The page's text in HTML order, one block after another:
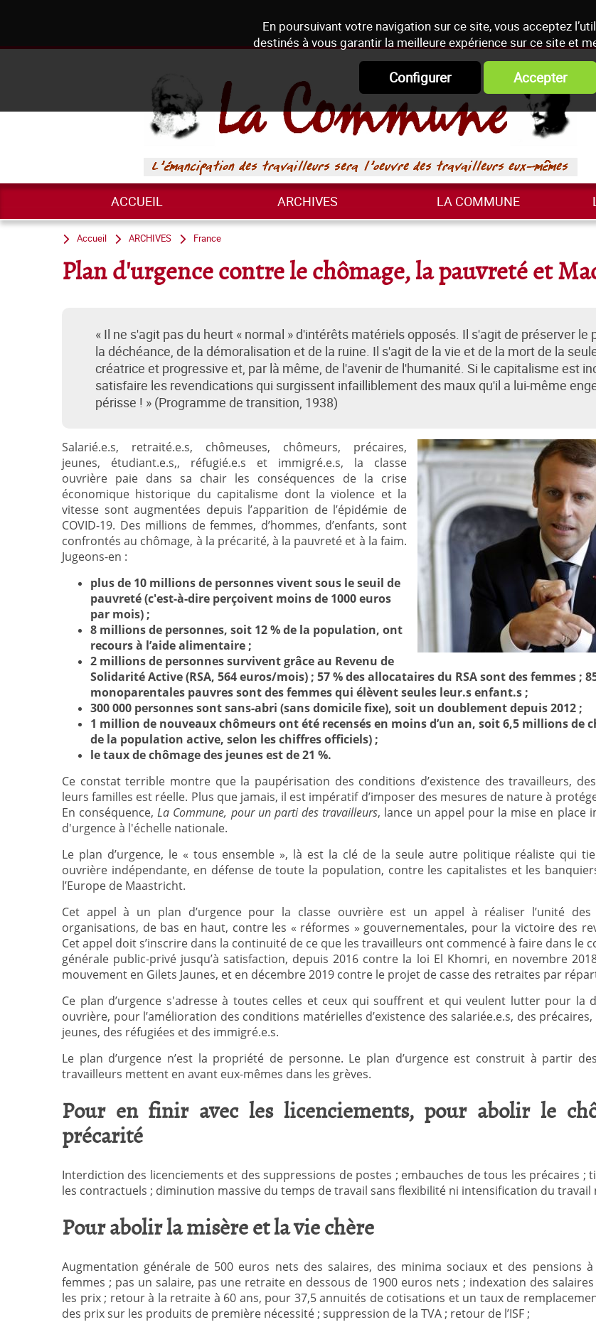
En poursuivant votre navigation sur ce site, vous acceptez
destinés à vous garantir la meilleure expérience sur ce site et
Configurer Accepter
ACCUEIL ARCHIVES LA COMMUNE
Accueil ARCHIVES France
Plan d'urgence contre le chômage, la pauvreté et
« Il ne s'agit pas du heurt « normal » d'intérêts matériels opposés. Il s'agit de préserver le
la déchéance, de la démoralisation et de la ruine. Il s'agit de la vie et de la mort de la
créatrice et progressive et, par là même, de l'avenir de l'humanité. Si le capitalisme est
satisfaire les revendications qui surgissent infailliblement des maux qu'il a lui-même
périsse ! » (Programme de transition, 1938)
Salarié.e.s, retraité.e.s, chômeuses, chômeurs, précaires,
jeunes, étudiant.e.s,, réfugié.e.s et immigré.e.s, la classe
ouvrière paie dans sa chair les conséquences de la crise
économique historique du capitalisme dont la violence et la
vitesse sont augmentées depuis l’apparition de l’épidémie de
COVID-19. Des millions de femmes, d’hommes, d’enfants, sont
confrontés au chômage, à la précarité, à la pauvreté et à la faim.
Jugeons-en :
plus de 10 millions de personnes vivent sous le seuil de
pauvreté (c'est-à-dire perçoivent moins de 1000 euros
par mois) ;
8 millions de personnes, soit 12 % de la population, ont
recours à l’aide alimentaire ;
2 millions de personnes survivent grâce au Revenu de
Solidarité Active (RSA, 564 euros/mois) ; 57 % des allocataires du RSA sont des femmes ;
monoparentales pauvres sont des femmes qui élèvent seules leur.s enfant.s ;
300 000 personnes sont sans-abri (sans domicile fixe), soit un doublement depuis 2012 ;
1 million de nouveaux chômeurs ont été recensés en moins d’un an, soit 6,5 millions de
de la population active, selon les chiffres officiels) ;
le taux de chômage des jeunes est de 21 %.
Ce constat terrible montre que la paupérisation des conditions d’existence des travailleurs,
leurs familles est réelle. Plus que jamais, il est impératif d’imposer des mesures de nature à
En conséquence,La Commune, pour un parti des travailleurs, lance un appel pour la mise en place
d'urgence à l'échelle nationale.
Le plan d’urgence, le « tous ensemble », là est la clé de la seule autre politique réaliste qui
ouvrière indépendante, en défense de toute la population, contre les capitalistes et les
l’Europe de Maastricht.
Cet appel à un plan d’urgence pour la classe ouvrière est un appel à réaliser l’unité
organisations, de bas en haut, contre les « réformes » gouvernementales, pour la victoire des
Cet appel doit s’inscrire dans la continuité de ce que les travailleurs ont commencé à faire dans le
générale public-privé jusqu’à satisfaction, depuis 2016 contre la loi El Khomri, en novembre
mouvement en Gilets Jaunes, et en décembre 2019 contre le projet de casse des retraites par
Ce plan d’urgence s'adresse à toutes celles et ceux qui souffrent et qui veulent lutter pour la
ouvrière, pour l’amélioration des conditions matérielles d’existence des salariée.e.s, des
jeunes, des réfugiées et des immigré.e.s.
Le plan d’urgence n’est la propriété de personne. Le plan d’urgence est construit à partir
travailleurs mettent en avant eux-mêmes dans les grèves.
Pour en finir avec les licenciements, pour abolir le
précarité
Interdiction des licenciements et des suppressions de postes ; embauches de tous les précaires ;
les contractuels ; diminution massive du temps de travail sans flexibilité ni intensification du
Pour abolir la misère et la vie chère
Augmentation générale de 500 euros nets des salaires, des minima sociaux et des pensions
femmes ; pas un salaire, pas une retraite en dessous de 1900 euros nets ; indexation des
les prix ; retour à la retraite à 60 ans, pour 37,5 annuités de cotisations et un taux de
des prix sur les produits de première nécessité ; suppression de la TVA ; retour de l’ISF ;